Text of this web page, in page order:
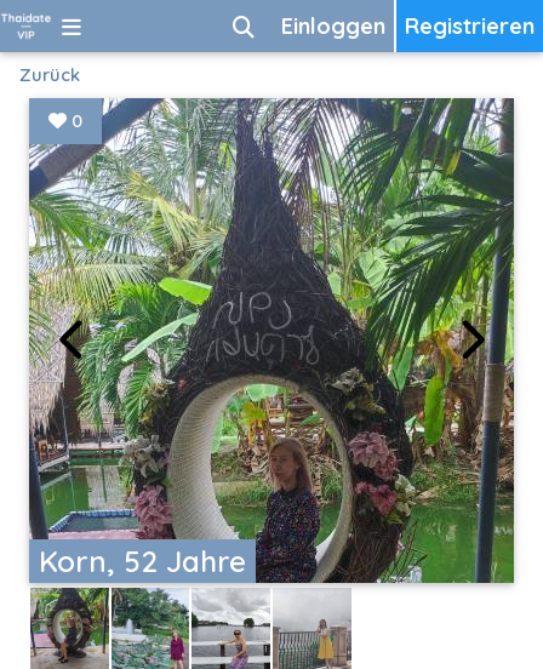
Registrieren
Einloggen
Zurück
Korn, 52 Jahre
0